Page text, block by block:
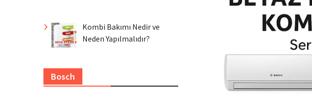
Kombi Bakımı Nedir ve
Neden Yapılmalıdır?
Bosch